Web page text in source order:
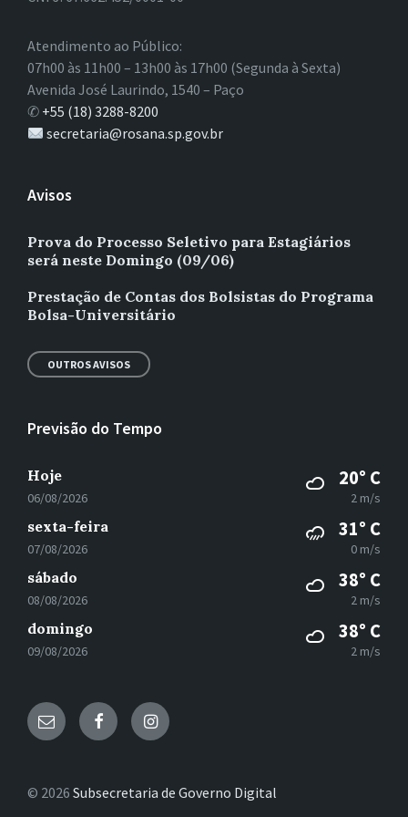
Atendimento ao Público:
07h00 às 11h00 – 13h00 às 17h00 (Segunda à Sexta)
Avenida José Laurindo, 1540 – Paço
✆ +55 (18) 3288-8200
secretaria@rosana.sp.gov.br
Avisos
Prova do Processo Seletivo para Estagiários
será neste Domingo (09/06)
Prestação de Contas dos Bolsistas do Programa
Bolsa-Universitário
OUTROS AVISOS
Previsão do Tempo
Hoje
06/08/2026
20° C
2 m/s
sexta-feira
07/08/2026
31° C
0 m/s
sábado
08/08/2026
38° C
2 m/s
domingo
09/08/2026
38° C
2 m/s
E- FacebookInstagram
© 2026 Subsecretaria de Governo Digital